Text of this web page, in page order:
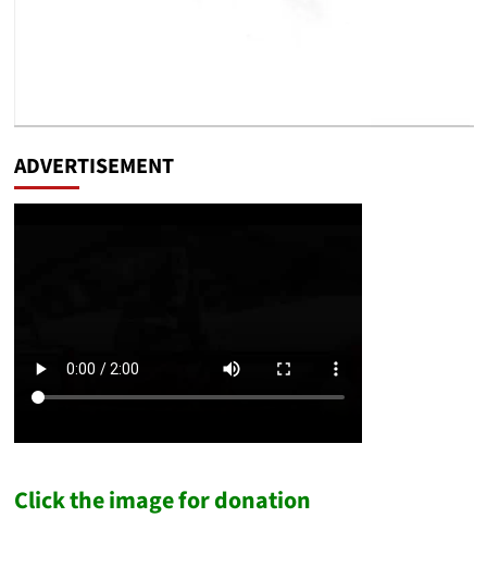
ADVERTISEMENT
Click the image for donation